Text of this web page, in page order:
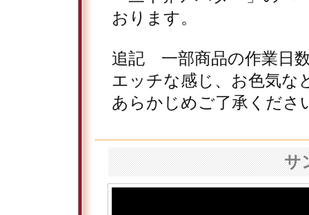
おります。
追記 一部商品の作業日
エッチな感じ、お色気な
あらかじめご了承くださ
サ